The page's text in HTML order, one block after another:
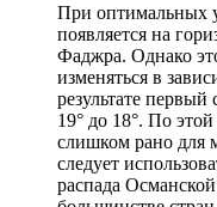
При оптимальных
появляется на
Фаджра. Однако
изменяться в
результате первый
19° до 18°. По
слишком рано для
следует
распада